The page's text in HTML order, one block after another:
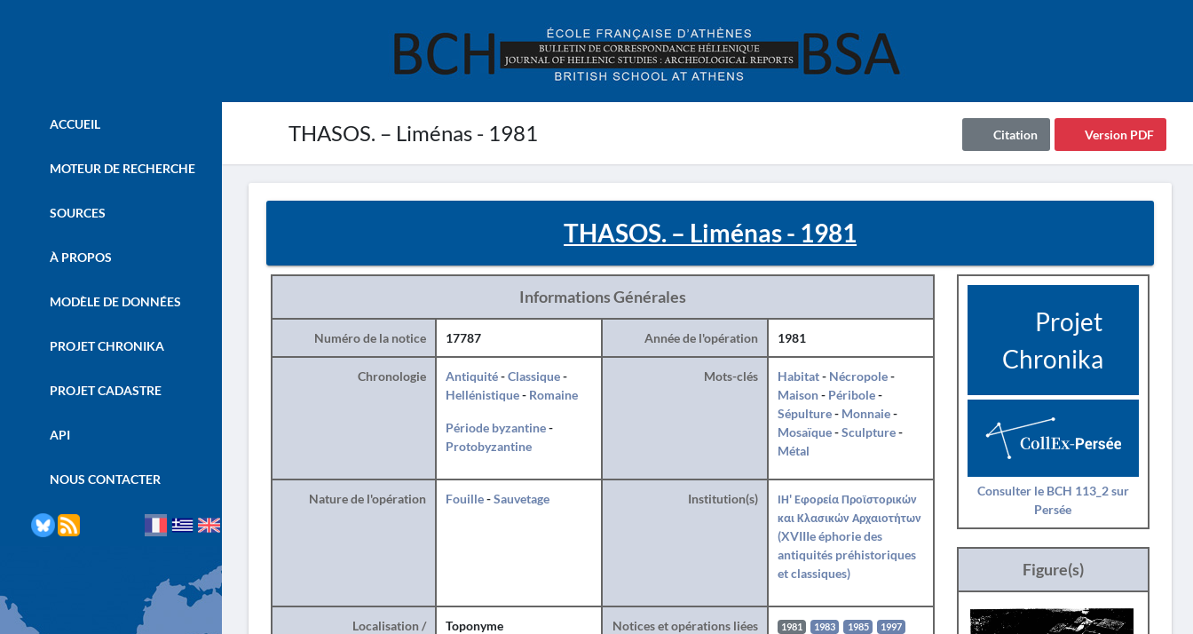
THASOS. – Liménas - 1981 Version PDF
Citation
ACCUEIL
MOTEUR DE RECHERCHE
SOURCES
À PROPOS
MODÈLE DE DONNÉES
PROJET CHRONIKA
PROJET CADASTRE
API
NOUS CONTACTER
THASOS. – Liménas - 1981
Informations Générales
Numéro de la notice 17787 Année de l'opération 1981
Chronologie Antiquité-Classique-
Hellénistique- Romaine
Période byzantine-
Protobyzantine
Mots-clés Habitat- Nécropole-
Maison- Péribole-
Sépulture- Monnaie-
Mosaïque-Sculpture-
Métal
Nature de l'opération Fouille-Sauvetage Institution(s)
ΙΗ' Εφορεία Προϊστορικών
και Κλασικών Αρχαιοτήτων
(XVIIIe éphorie des
antiquités préhistoriques
et classiques)
Localisation /
Toponyme
Notices et opérations liées 1981 1983 1985
1997
Projet
Chronika
Consulter le BCH 113_2 sur
Persée
Figure(s)